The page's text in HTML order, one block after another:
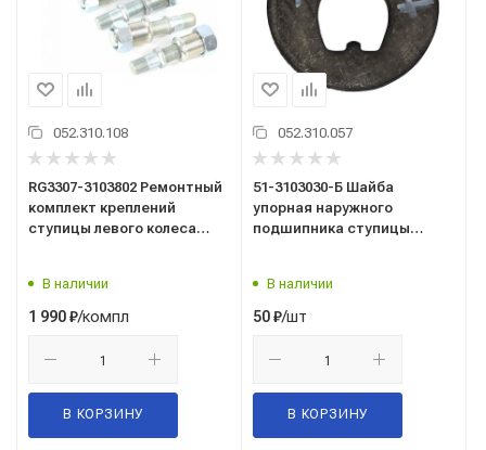
052.310.108
RG3307-3103802 Ремонтный
комплект креплений
ступицы левого колеса
В наличии
1 990₽/компл
В КОРЗИНУ
052.310.057
51-3103030-Б Шайба
упорная наружного
подшипника ступицы
В наличии
50₽/шт
В КОРЗИНУ